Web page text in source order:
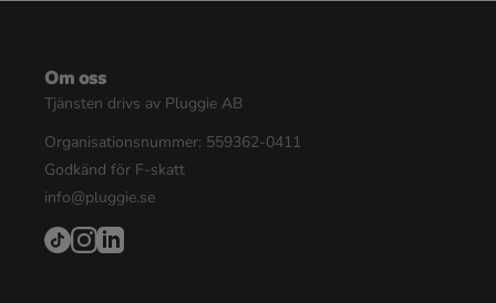
Om oss
Tjänsten drivs av Pluggie AB
Organisationsnummer: 559362-0411
Godkänd för F-skatt
info@pluggie.se